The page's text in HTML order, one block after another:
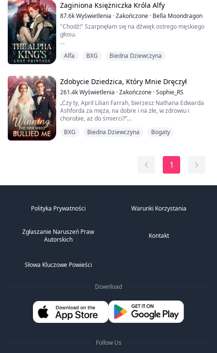
mnie w drgającym bezładzie, gdy on wbijał się we mnie
mocniej, powtarzając w kółko, „Kr...
Zaginiona Księżniczka Króla Alfy
87.6kWyświetlenia ·Zakończone · Bella Moondragon
"Chodź!" Szarpnęłam się na dźwięk ostrego męskiego
głosu.
tego, co wydawało się natychmiastową śmiercią.
Krzesło powoli się obróciło, ukazując mężczyznę z
wyrzeźbionymi mięśniami pod czarną koszulą, a jego
niebieskie oczy płonęły jak szafiry.
Próbo...
Alfa BXG Biedna Dziewczyna
Zdobycie Dziedzica, Który Mnie Dręczył
261.4kWyświetlenia ·Zakończone ·Sophie_RS
„Czy ty, April Lilian Farrah, bierzesz Nathana Edwarda
Ashforda za męża, na dobre i na złe, w zdrowiu i
chorobie, aż do śmierci?”
odpowiedź jest natychmiastowa: „Tak.”
Nathan ściska moją dłoń i pochyla się do przodu. Jego
BXG Biedna Dziewczyna Bogaty
1
Polityka Prywatności Warunki Korzystania
Zgłaszanie Naruszeń Praw
Autorskich
Kontakt
Słowa Kluczowe Powieści
Download
Follow Us